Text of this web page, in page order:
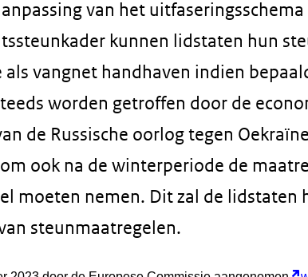
van het
kunnen lidstaten hun
vangnet handhaven indien
worden getroffen door de
de Russische oorlog tegen
ook na de winterperiode de
moeten nemen. Dit zal de lidstaten
steunmaatregelen.